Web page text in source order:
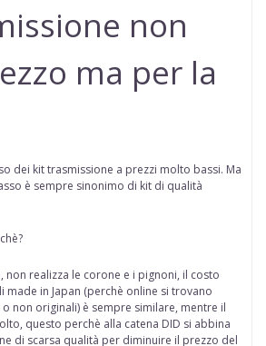
non
ma per la
dei kit trasmissione a prezzi molto bassi. Ma
è sempre sinonimo di kit di qualità
non realizza le corone e i pignoni, il costo
made in Japan (perchè online si trovano
o non originali) è sempre similare, mentre il
questo perchè alla catena DID si abbina
di scarsa qualità per diminuire il prezzo del